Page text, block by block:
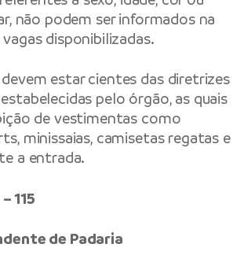
não podem ser informados na
disponibilizadas.
estar cientes das diretrizes
pelo órgão, as quais
de vestimentas como
minissaias, camisetas regatas e
a entrada.
115
de Padaria